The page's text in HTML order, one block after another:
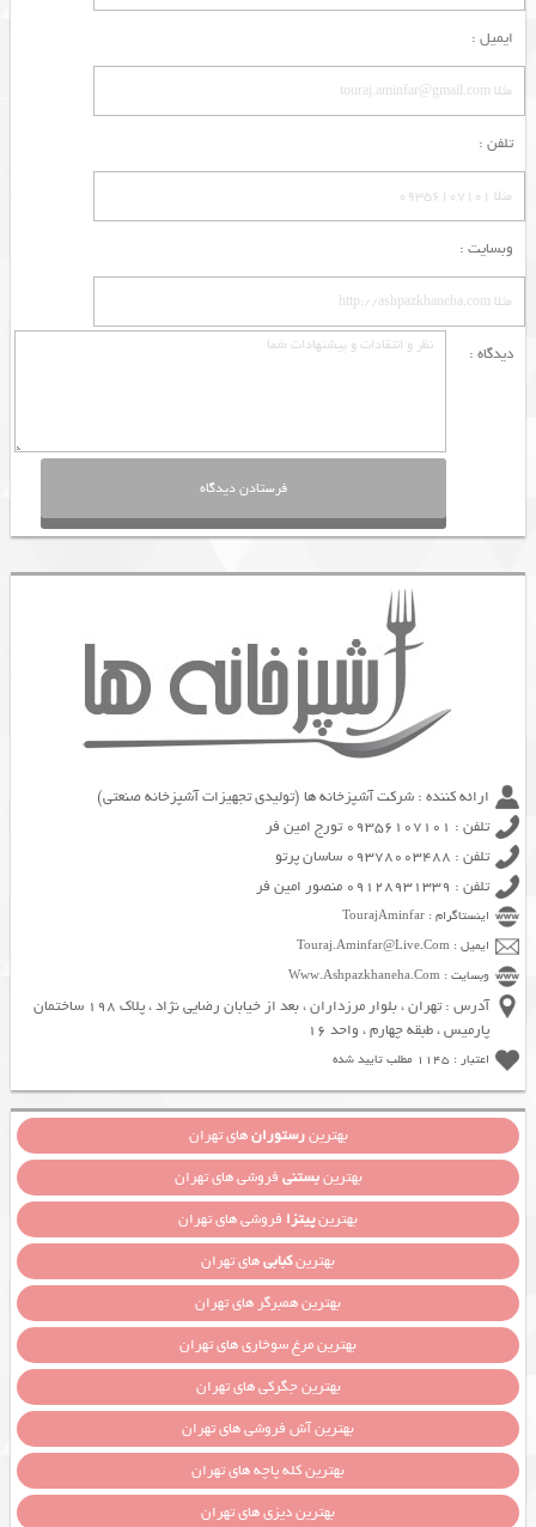
ایمیل :
تلفن :
وبسایت :
دیدگاه :
ارائه کننده : شرکت آشپزخانه ها (تولیدی تجهیزات آشپزخانه صنعتی)
تلفن : 09356107101 تورج امین فر
تلفن : 09378003488 ساسان پرتو
تلفن : 09128931339 منصور امین فر
اینستاگرام : TourajAminfar
ایمیل : Touraj.Aminfar@Live.Com
وبسایت : Www.Ashpazkhaneha.Com
آدرس : تهران ، بلوار مرزداران ، بعد از خیابان رضایی نژاد ، پلاک 198 ساختمان
پارمیس ، طبقه چهارم ، واحد 16
اعتبار : 1145 مطلب تایید شده
بهترینرستورانهای تهران
بهترینبستنی فروشی های تهران
بهترینپیتزا فروشی های تهران
بهترینکبابیهای تهران
بهترین همبرگر های تهران
بهترین مرغ سوخاری های تهران
بهترین جگرکی های تهران
بهترین آش فروشی های تهران
بهترین کله پاچه های تهران
بهترین دیزی های تهران